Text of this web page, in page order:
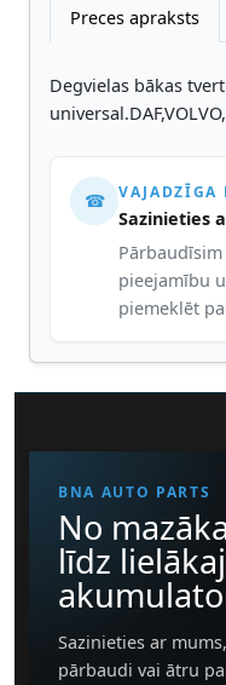
Preces apraksts
Degvielas bākas
☎ VAJADZĪGA
Sazinieties
pieejamību
piemeklēt
BNA AUTO PARTS
No
līdz
Sazinieties ar
pārbaudi vai ātru